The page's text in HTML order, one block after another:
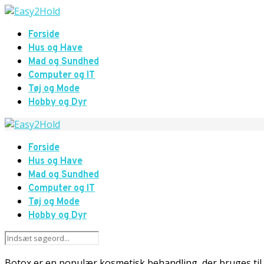
Forside
Hus og Have
Mad og Sundhed
Computer og IT
Tøj og Mode
Hobby og Dyr
Forside
Hus og Have
Mad og Sundhed
Computer og IT
Tøj og Mode
Hobby og Dyr